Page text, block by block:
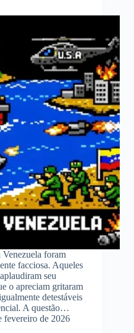
Venezuela foram
facciosa. Aqueles
seu
o apreciam gritaram
detestáveis
A questão…
fevereiro de 2026